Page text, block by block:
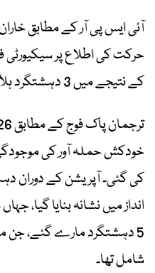
آئی ایس پی آر کے مطابق
حرکت کی اطلاع پر سیکیورٹی
کے نتیجے میں 3 دہشتگرد ہلاک جبکہ متعدد زخمی ہوگئے۔
خودکش حملہ آور کی
کی گئی۔ آپریشن کے دوران
انداز میں نشانہ بنایا گیا،
5 دہشتگرد مارے گئے،
شامل تھا۔